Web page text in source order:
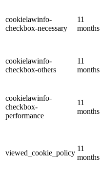
cookielawinfo-
checkbox-necessary
11
months
cookielawinfo-
checkbox-others
11
months
cookielawinfo-
checkbox-
performance
11
months
viewed_cookie_policy
11
months